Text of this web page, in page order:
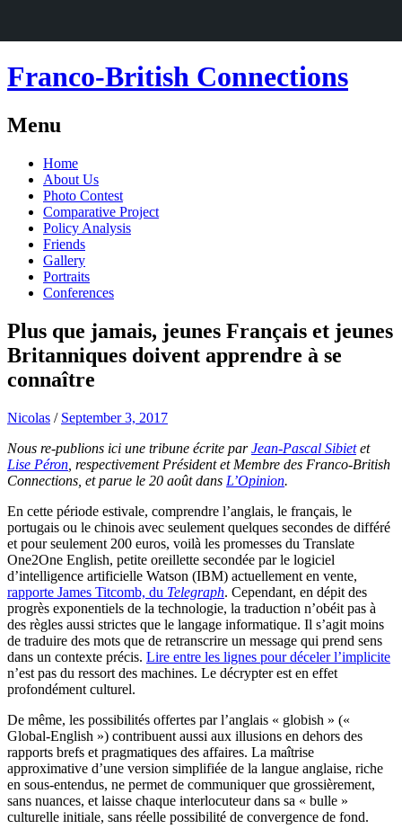
Franco-British Connections
Menu
Skip
content
Home
About Us
Photo Contest
Comparative Project
Policy Analysis
Friends
Gallery
Portraits
Conferences
Plus que jamais, jeunes Français et jeunes
Britanniques doivent apprendre à se
connaître
Nicolas / September 3, 2017
Nous re-publions ici une tribune écrite parJean-Pascal Sibietet
Lise Péron , respectivement Président et Membre des Franco-British
Connections, et parue le 20 août dans L’Opinion.
En cette période estivale, comprendre l’anglais, le français, le
portugais ou le chinois avec seulement quelques secondes de différé
et pour seulement 200 euros, voilà les promesses du Translate
One2One English, petite oreillette secondée par le logiciel
d’intelligence artificielle Watson (IBM) actuellement en vente,
rapporte James Titcomb, du Telegraph. Cependant, en dépit des
progrès exponentiels de la technologie, la traduction n’obéit pas à
des règles aussi strictes que le langage informatique. Il s’agit moins
de traduire des mots que de retranscrire un message qui prend sens
dans un contexte précis. Lire entre les lignes pour déceler l’implicite
n’est pas du ressort des machines. Le décrypter est en effet
profondément culturel.
De même, les possibilités offertes par l’anglais « globish » («
Global-English ») contribuent aussi aux illusions en dehors des
rapports brefs et pragmatiques des affaires. La maîtrise
approximative d’une version simplifiée de la langue anglaise, riche
en sous-entendus, ne permet de communiquer que grossièrement,
sans nuances, et laisse chaque interlocuteur dans sa « bulle »
culturelle initiale, sans réelle possibilité de convergence de fond.